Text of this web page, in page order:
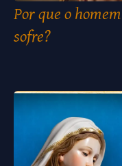
Por que o homem
sofre?